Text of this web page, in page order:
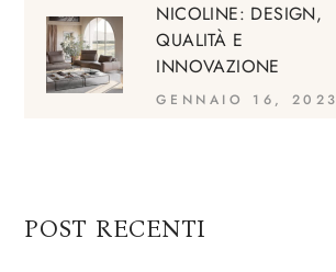
NICOLINE: DESIGN,
QUALITÀ E
INNOVAZIONE
GENNAIO 16, 2023
POST RECENTI